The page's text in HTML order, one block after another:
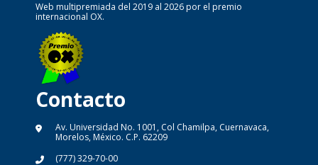
Web multipremiada del 2019 al 2026 por el premio
internacional OX.
Contacto
Av. Universidad No. 1001, Col Chamilpa, Cuernavaca,
Morelos, México. C.P. 62209
(777) 329-70-00